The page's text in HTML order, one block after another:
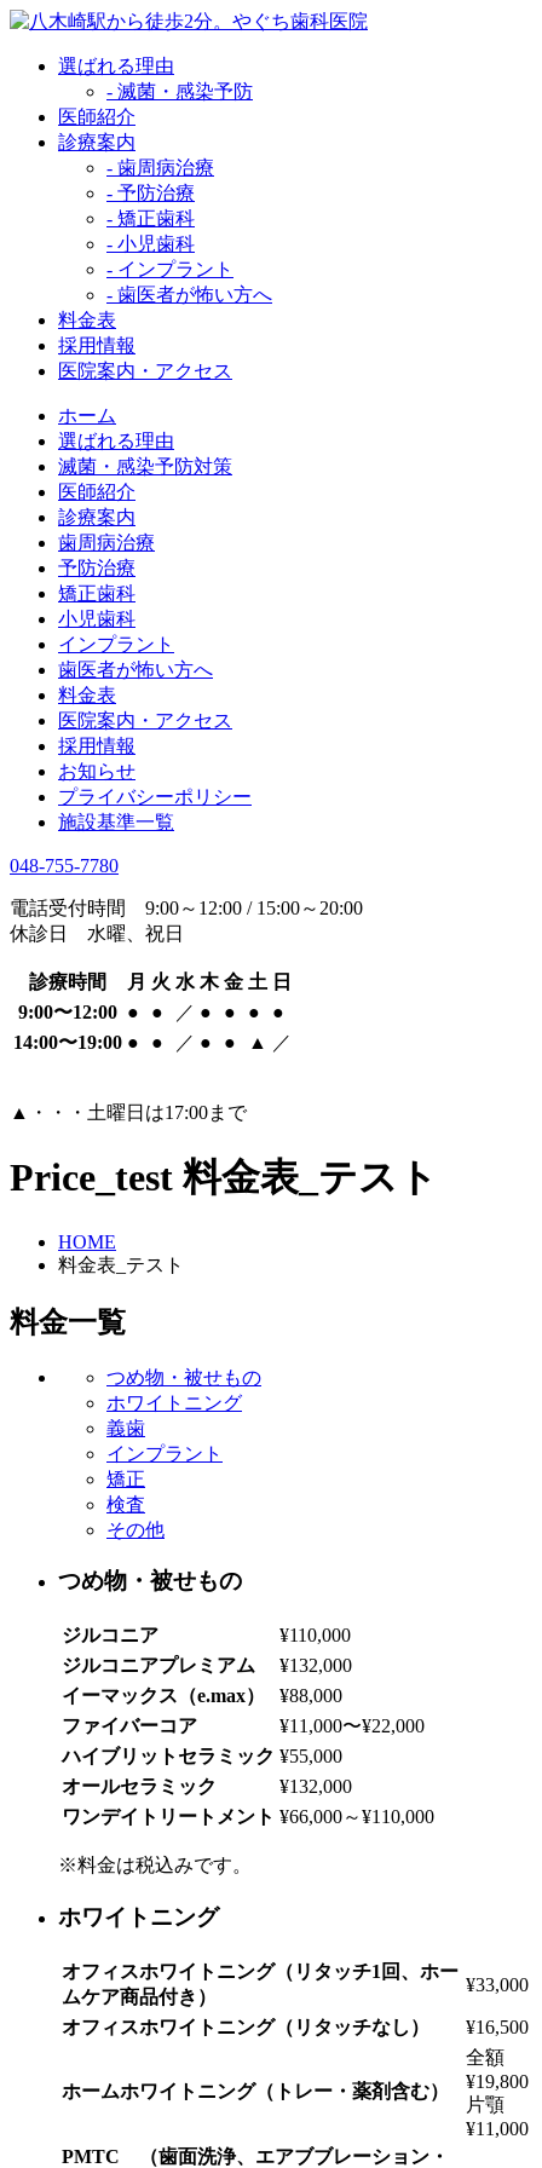
選ばれる理由
- 滅菌・感染予防
医師紹介
診療案内
- 歯周病治療
- 予防治療
- 矯正歯科
- 小児歯科
- インプラント
- 歯医者が怖い方へ
料金表
採用情報
医院案内・アクセス
ホーム
選ばれる理由
滅菌・感染予防対策
医師紹介
診療案内
歯周病治療
予防治療
矯正歯科
小児歯科
インプラント
歯医者が怖い方へ
料金表
医院案内・アクセス
採用情報
お知らせ
プライバシーポリシー
施設基準一覧
048-755-7780
電話受付時間 9:00～12:00 / 15:00～20:00
休診日 水曜、祝日
診療時間 月 火 水 木 金 土 日
9:00〜12:00 ● ● ／ ● ● ●
●
14:00〜19:00 ● ● ／ ● ● ▲ ／
▲ ・・・土曜日は17:00まで
Price_test 料金表_テスト
HOME
料金表_テスト
料金一覧
つめ物・被せもの
ホワイトニング
義歯
インプラント
矯正
検査
その他
つめ物・被せもの
ジルコニア
¥110,000
ジルコニアプレミアム
¥132,000
イーマックス（e.max）
¥88,000
ファイバーコア
¥11,000〜¥22,000
ハイブリットセラミック ¥55,000
オールセラミック
¥132,000
ワンデイトリートメント ¥66,000～¥110,000
※料金は税込みです。
ホワイトニング
オフィスホワイトニング（リタッチ1回、ホー
ムケア商品付き）
¥33,000
オフィスホワイトニング（リタッチなし） ¥16,500
ホームホワイトニング（トレー・薬剤含む）
全額
¥19,800
片顎
¥11,000
PMTC （歯面洗浄、エアブブレーション・